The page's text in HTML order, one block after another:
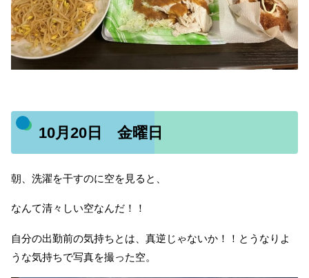
10月20日 金曜日
朝、洗濯を干すのに空を見ると、
なんて清々しい空なんだ！！
自分の出勤前の気持ちとは、真逆じゃないか！！とうなりよ
うな気持ちで写真を撮った空。